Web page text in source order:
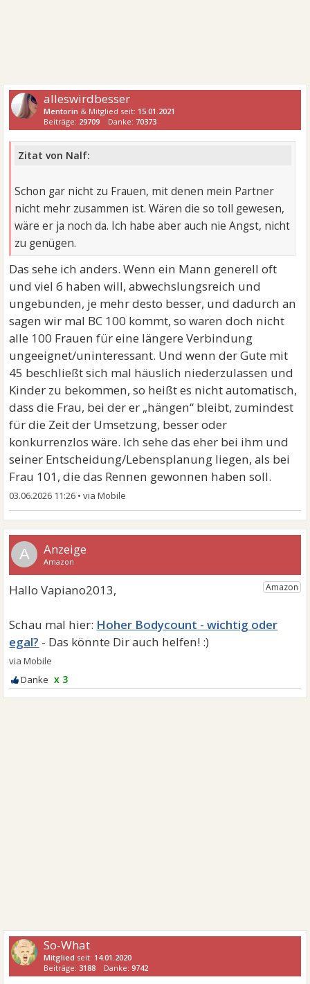
alleswirdbesser
Mentorin & Mitglied seit: 15.01.2021
Beiträge: 29709 Danke: 70373
Zitat von Nalf:
Schon gar nicht zu Frauen, mit denen mein Partner
nicht mehr zusammen ist. Wären die so toll gewesen,
wäre er ja noch da. Ich habe aber auch nie Angst, nicht
zu genügen.
Das sehe ich anders. Wenn ein Mann generell oft
und viel 6 haben will, abwechslungsreich und
ungebunden, je mehr desto besser, und dadurch an
sagen wir mal BC 100 kommt, so waren doch nicht
alle 100 Frauen für eine längere Verbindung
ungeeignet/uninteressant. Und wenn der Gute mit
45 beschließt sich mal häuslich niederzulassen und
Kinder zu bekommen, so heißt es nicht automatisch,
dass die Frau, bei der er „hängen“ bleibt, zumindest
für die Zeit der Umsetzung, besser oder
konkurrenzlos wäre. Ich sehe das eher bei ihm und
seiner Entscheidung/Lebensplanung liegen, als bei
Frau 101, die das Rennen gewonnen haben soll.
03.06.2026 11:26 •
A
Hoher Bodycount - wichtig oder
egal?
x 3
So-What
Mitglied seit: 14.01.2020
Beiträge:3188 Danke:9742